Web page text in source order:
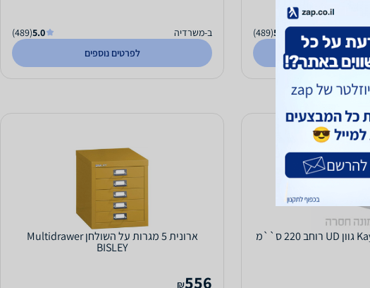
5.0
(489)
נוספים
ב-משרדיה 5.0
(489)
לפרטים נוספים
ארונית 5 מגרות על השולחן Multidrawer
BISLEY
556
₪